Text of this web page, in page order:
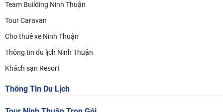
Team Building Ninh Thuận
Tour Caravan
Cho thuê xe Ninh Thuận
Thông tin du lịch Ninh Thuận
Khách sạn Resort
Thông Tin Du Lịch